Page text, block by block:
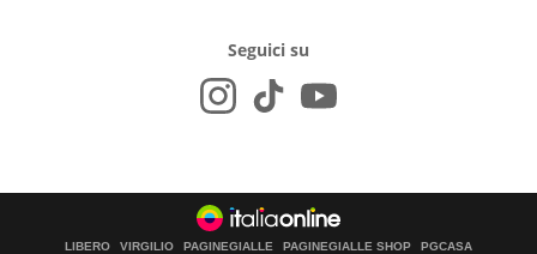
Seguici su
LIBERO VIRGILIO PAGINEGIALLE PAGINEGIALLE SHOP PGCASA